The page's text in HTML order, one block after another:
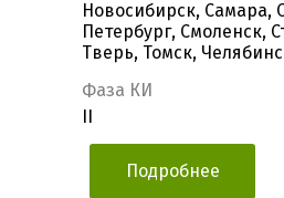
Новосибирск, Самара,
Петербург, Смоленск,
Тверь, Томск,
Фаза КИ
Подробнее